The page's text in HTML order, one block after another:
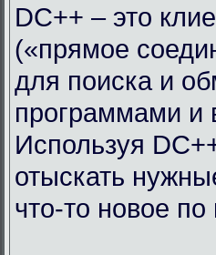
DC++ – это
(«прямое
для поиска и
программами
Используя
отыскать
что-то новое